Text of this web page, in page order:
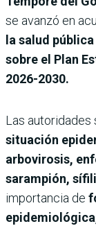
se avanzó en
la salud
sobre el Plan
2026-2030.
Las autoridades
situación
arbovirosis,
sarampión,
importancia de